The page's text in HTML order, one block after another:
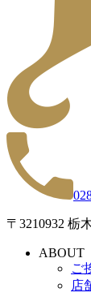
〒3210932 栃
ABOUT
ご
店